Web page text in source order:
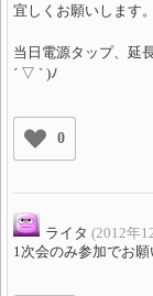
宜しくお願いします。
当日電源タップ、延
´ ▽ ` )ﾉ
0
ライタ (2012年
1次会のみ参加でお